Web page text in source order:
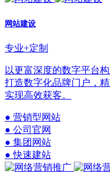
网站建设
专业+定制
以更富深度的数字平台构
打造数字化品牌门户，
实现高效获客。
● 营销型网站
● 公司官网
● 集团网站
● 快速建站